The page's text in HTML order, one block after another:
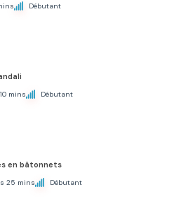
Débutant
mins Débutant
en bâtonnets
25 mins Débutant